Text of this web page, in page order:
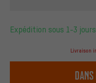
Expédition sous 1-3
Livraison